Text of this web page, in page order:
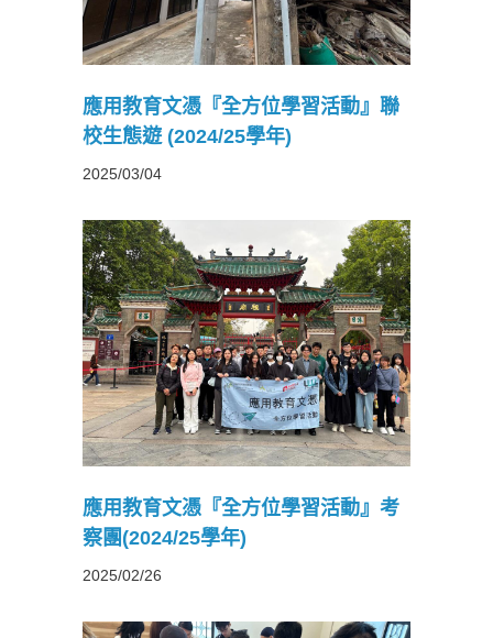
應用教育文憑『全方位學習活動』聯
校生態遊 (2024/25學年)
2025/03/04
應用教育文憑『全方位學習活動』考
察團(2024/25學年)
2025/02/26